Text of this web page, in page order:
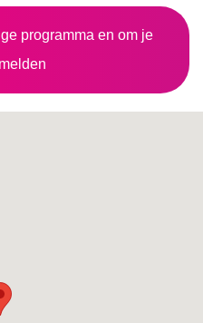
programma en om je